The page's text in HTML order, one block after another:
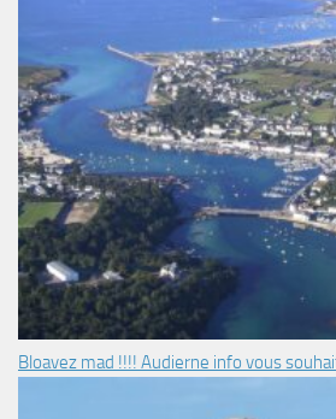
Bloavez mad !!!! Audierne info vous